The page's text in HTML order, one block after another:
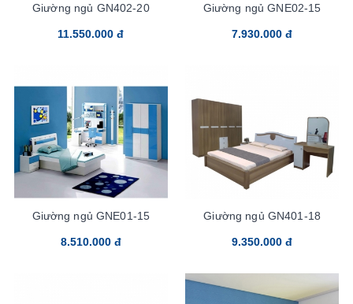
Giường ngủ GN402-20
11.550.000 đ
Giường ngủ GNE02-15
7.930.000 đ
Giường ngủ GNE01-15
8.510.000 đ
Giường ngủ GN401-18
9.350.000 đ